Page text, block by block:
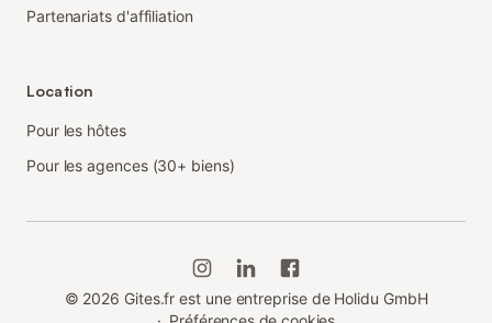
Partenariats d'affiliation
Location
Pour les hôtes
Pour les agences (30+ biens)
© 2026 Gites.fr est une entreprise de Holidu GmbH